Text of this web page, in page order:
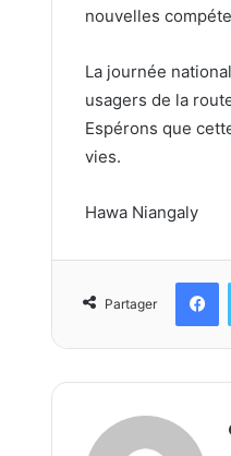
nouvelles
La journée
usagers de la
Espérons que
vies.
Hawa Niangaly
Partager